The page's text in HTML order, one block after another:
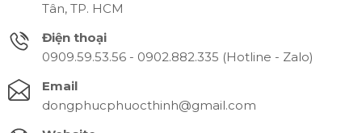
Tân, TP. HCM
Điện thoại
0909.59.53.56 - 0902.882.335 (Hotline - Zalo)
Email
dongphucphuocthinh@gmail.com